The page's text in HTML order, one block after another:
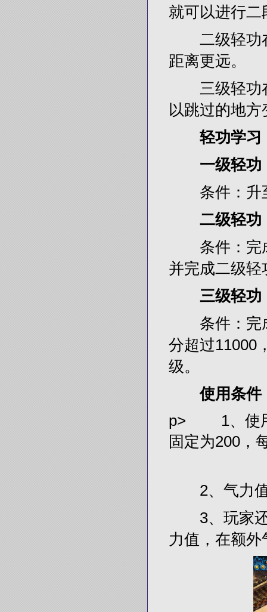
就可以进行二
二级轻功在
距离更远。
三级轻功在
以跳过的地方
轻功学习
一级轻功
条件：升至
二级轻功
条件：完成
并完成二级
三级轻功
条件：完成
分超过11000
级。
使用条件
p> 1、使用
固定为200，
2、气力值
3、玩家还
力值，在额